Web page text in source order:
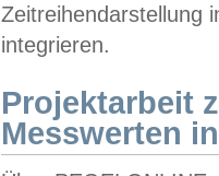
Zeitreihendarstellung
integrieren.
Projektarbeit
Messwerten